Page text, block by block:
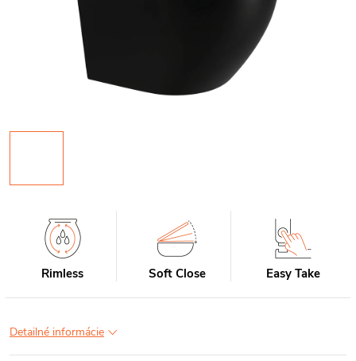
Rimless Soft Close Easy Take
Detailné informácie